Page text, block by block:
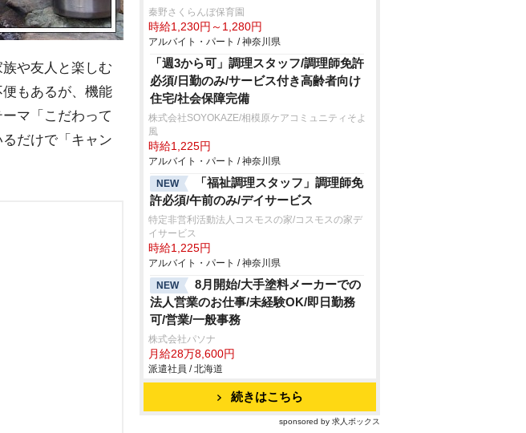
や友人と楽しむ
もあるが、機能
マ「こだわって
だけで「キャン
秦野さくらんぼ保育園
時給1,230円～1,280円
アルバイト・パート / 神奈川県
「週3から可」調理スタッフ/調理師免許
必須/日勤のみ/サービス付き高齢者向け
住宅/社会保障完備
株式会社SOYOKAZE/相模原ケアコミュニティそよ
風
時給1,225円
アルバイト・パート / 神奈川県
NEW
「福祉調理スタッフ」調理師免
許必須/午前のみ/デイサービス
特定非営利活動法人コスモスの家/コスモスの家デ
イサービス
時給1,225円
アルバイト・パート / 神奈川県
NEW
8月開始/大手塗料メーカーでの
法人営業のお仕事/未経験OK/即日勤務
可/営業/一般事務
株式会社パソナ
月給28万8,600円
派遣社員 / 北海道
続きはこちら
sponsored by 求人ボックス